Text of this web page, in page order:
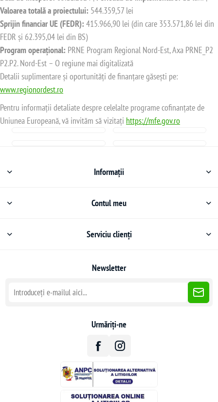
Valoarea totală a proiectului: 544.359,57 lei
Sprijin financiar UE (FEDR): 415.966,90 lei (din care 353.571,86 lei din
FEDR și 62.395,04 lei din BS)
Program operațional: PRNE Program Regional Nord-Est, Axa PRNE_P2
P2.P2. Nord-Est – O regiune mai digitalizată
Detalii suplimentare și oportunități de finanțare găsești pe:
www.regionordest.ro
Pentru informații detaliate despre celelalte programe cofinanțate de
Uniunea Europeană, vă invităm să vizitați https://mfe.gov.ro
Informații
Contul meu
Serviciu clienți
Newsletter
Urmăriți-ne